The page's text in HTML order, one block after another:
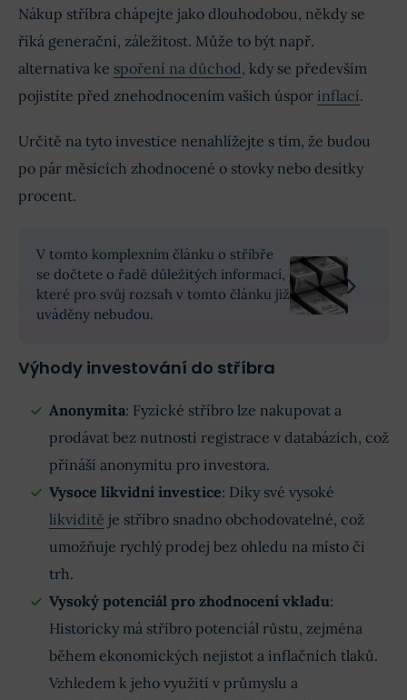
Nákup stříbra chápejte jako dlouhodobou, někdy se
říká generační, záležitost. Může to být např.
alternativa ke spoření na důchod, kdy se především
pojistíte před znehodnocením vašich úspor inflací.
Určitě na tyto investice nenahlížejte s tím, že budou
po pár měsících zhodnocené o stovky nebo desítky
procent.
V tomto komplexním článku o stříbře
se dočtete o řadě důležitých informací,
které pro svůj rozsah v tomto článku již
uváděny nebudou.
Výhody investování do stříbra
Anonymita: Fyzické stříbro lze nakupovat a
prodávat bez nutnosti registrace v databázích, což
přináší anonymitu pro investora.
Vysoce likvidní investice: Díky své vysoké
likviditě je stříbro snadno obchodovatelné, což
umožňuje rychlý prodej bez ohledu na místo či
trh.
Vysoký potenciál pro zhodnocení vkladu:
Historicky má stříbro potenciál růstu, zejména
během ekonomických nejistot a inflačních tlaků.
Vzhledem k jeho využití v průmyslu a